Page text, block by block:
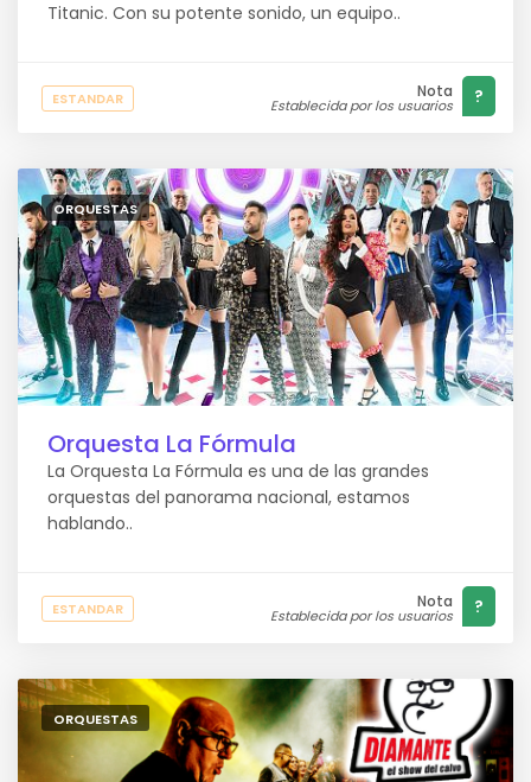
Titanic. Con su potente sonido, un equipo..
ESTANDAR Nota
Establecida por los usuarios ?
ORQUESTAS
Orquesta La Fórmula
La Orquesta La Fórmula es una de las grandes
orquestas del panorama nacional, estamos
hablando..
ESTANDAR Nota
Establecida por los usuarios ?
ORQUESTAS